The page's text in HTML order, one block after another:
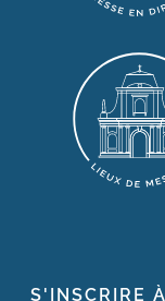
S'INSCRIRE